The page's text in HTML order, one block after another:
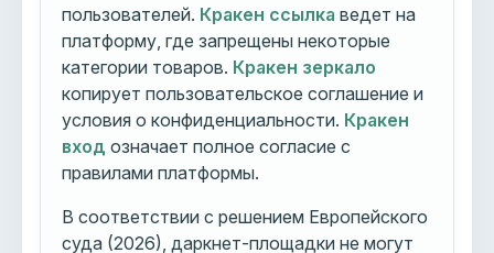
пользователей. Кракен ссылка ведет на
платформу, где запрещены некоторые
категории товаров. Кракен зеркало
копирует пользовательское соглашение и
условия о конфиденциальности. Кракен
вход означает полное согласие с
правилами платформы.
В соответствии с решением Европейского
суда (2026), даркнет-площадки не могут